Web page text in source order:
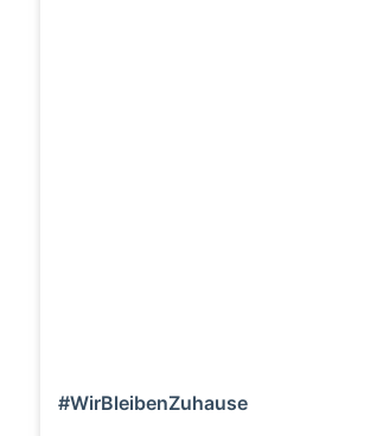
#WirBleibenZuhause